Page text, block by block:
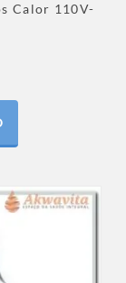
Calor 110V-